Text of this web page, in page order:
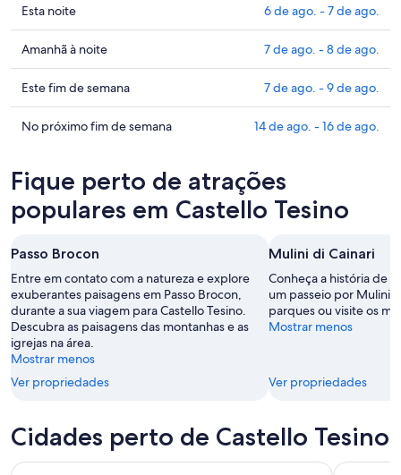
Confira
os
preços
em
Castello
Tesino
para
6
ago.
7
de
ago.
Esta noite 6 de ago. - 7 de ago.
Confira
os
preços
em
Castello
amanhã
noite,
de
ago.
-
8
de
ago.
Amanhã à noite 7 de ago. - 8 de ago.
Confira
os
preços
Tesino
para
este
de
semana,
7
de
ago.
-
9
de
Este fim de semana 7 de ago. - 9 de ago.
Confira
em
Castello
Tesino
o
próximo
fim
de
semana,
14
ago.
16
de
ago.
No próximo fim de semana 14 de ago. - 16 de ago.
Fique perto de atrações
populares em Castello Tesino
Passo Brocon
Entre em contato com a natureza e explore
exuberantes paisagens em Passo Brocon,
durante a sua viagem para Castello Tesino.
Descubra as paisagens das montanhas e as
igrejas na área.
Mostrar menos
Ver propriedades
Mulini di Cainari
Conheça a história de
um passeio por Mulini
parques ou visite os
Mostrar menos
Ver propriedades
Cidades perto de Castello Tesino